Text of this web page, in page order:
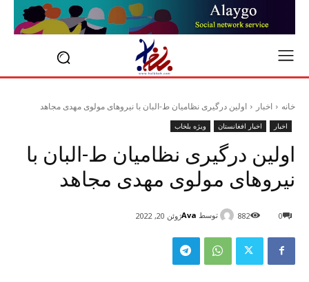
خانه اخبار اولین درگیری نظامیان ط-البان با نیروهای مولوی مهدی مجاهد
اخبار اخبار افغانستان ویژه بلخاب
اولین درگیری نظامیان ط-البان با
نیروهای مولوی مهدی مجاهد
توسط Avaژوئن 20, 2022 0
882